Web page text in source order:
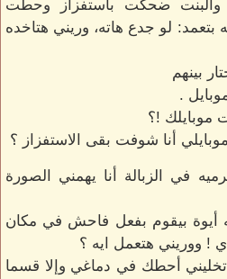
والبنت ضحكت باستفزاز وحطت
بتعمد: لو جدع هاته، وريني هتاخده
بينهم
.
موبايلك !؟
أنا شوفت بقى الاستفزاز ؟
في الزبالة أنا يهمني الصورة
أيوة بيقوم بفعل فاحش في مكان
! ووريني هتعمل ايه ؟
أحطك في دماغي وإلا قسما